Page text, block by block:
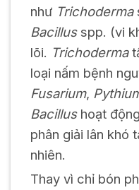
như Trichoderma
Bacillusspp. (vi
lõi. Trichoderma
loại nấm bệnh
Fusarium,
Bacillushoạt
phân giải lân khó
nhiên.
Thay vì chỉ bón